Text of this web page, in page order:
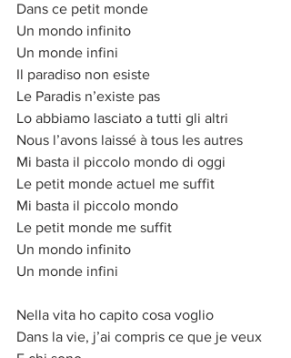
Dans ce petit monde
Un mondo infinito
Un monde infini
Il paradiso non esiste
Le Paradis n’existe pas
Lo abbiamo lasciato a tutti gli altri
Nous l’avons laissé à tous les autres
Mi basta il piccolo mondo di oggi
Le petit monde actuel me suffit
Mi basta il piccolo mondo
Le petit monde me suffit
Un mondo infinito
Un monde infini
Nella vita ho capito cosa voglio
Dans la vie, j’ai compris ce que je veux